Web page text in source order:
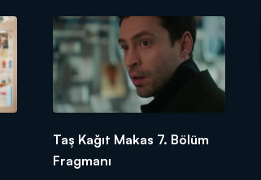
Taş Kağıt Makas 7. Bölüm
Fragmanı